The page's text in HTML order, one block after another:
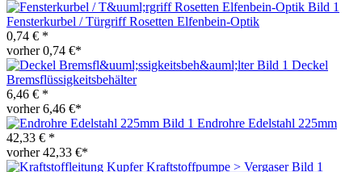
Fensterkurbel / Türgriff Rosetten Elfenbein-Optik
0,74 € *
vorher 0,74 €*
Deckel
Bremsflüssigkeitsbehälter
6,46 € *
vorher 6,46 €*
Endrohre Edelstahl 225mm
42,33 € *
vorher 42,33 €*